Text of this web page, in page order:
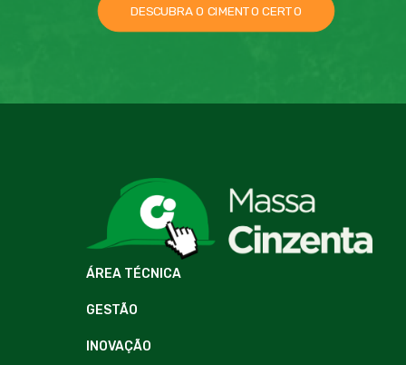
DESCUBRA O CIMENTO CERTO
ÁREA TÉCNICA
GESTÃO
INOVAÇÃO